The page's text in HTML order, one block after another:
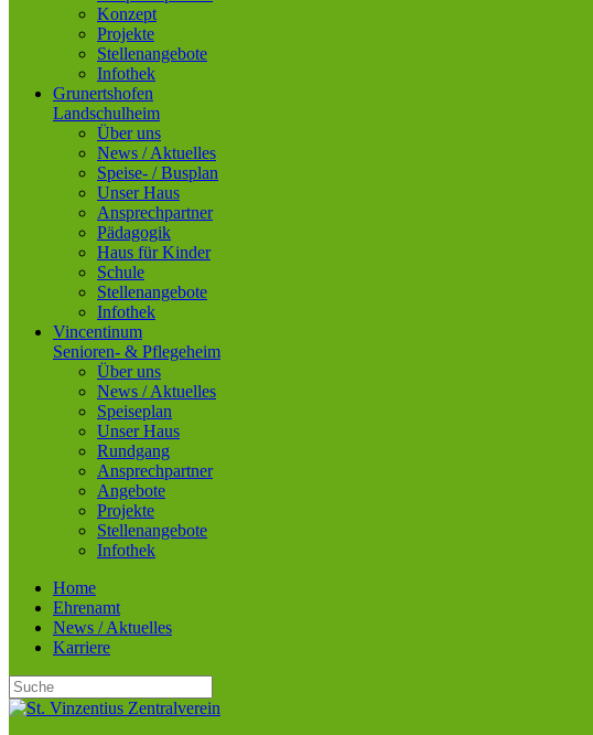
Konzept
Projekte
Stellenangebote
Infothek
Grunertshofen
Landschulheim
Über uns
News / Aktuelles
Speise- / Busplan
Unser Haus
Ansprechpartner
Pädagogik
Haus für Kinder
Schule
Stellenangebote
Infothek
Vincentinum
Senioren- & Pflegeheim
Über uns
News / Aktuelles
Speiseplan
Unser Haus
Rundgang
Ansprechpartner
Angebote
Projekte
Stellenangebote
Infothek
Home
Ehrenamt
News / Aktuelles
Karriere